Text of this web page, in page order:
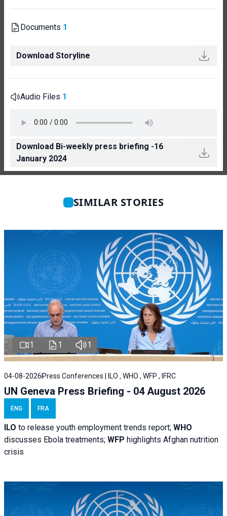
Documents 1
Download Storyline
Audio Files 1
Download Bi-weekly press briefing -16
January 2024
SIMILAR STORIES
1 1 1
04-08-2026 Press Conferences | ILO , WHO , WFP , IFRC
UN Geneva Press Briefing - 04 August 2026
ENG FRA
ILO to release youth employment trends report; WHO
discusses Ebola treatments; WFP highlights Afghan nutrition
crisis